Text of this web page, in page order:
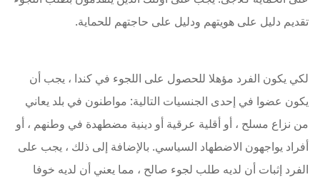
تقديم دليل على هويتهم ودليل على حاجتهم للحماية.
لكي يكون الفرد مؤهلا للحصول على اللجوء في كندا ، يجب أن
يكون عضوا في إحدى الجنسيات التالية: مواطنون في بلد يعاني
من نزاع مسلح ، أو أقلية عرقية أو دينية مضطهدة في وطنهم ، أو
أفراد يواجهون الاضطهاد السياسي. بالإضافة إلى ذلك ، يجب على
الفرد إثبات أن لديه طلب لجوء صالح ، مما يعني أن لديه خوفا